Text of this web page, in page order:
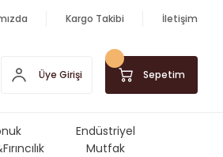
Kargo Takibi İletişim
Üye Girişi Sepetim
Endüstriyel
Mutfak